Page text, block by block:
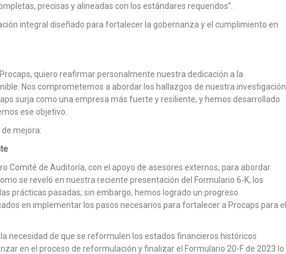
precisas y alineadas con los estándares requeridos”.
integral diseñado para fortalecer la gobernanza y el cumplimiento en
quiero reafirmar personalmente nuestra dedicación a la
Nos comprometemos a abordar los hallazgos de nuestra investigación
surja como una empresa más fuerte y resiliente, y hemos desarrollado
ese objetivo.
mejora:
Comité de Auditoría, con el apoyo de asesores externos, para abordar
se reveló en nuestra reciente presentación del Formulario 6-K, los
prácticas pasadas; sin embargo, hemos logrado un progreso
en implementar los pasos necesarios para fortalecer a Procaps para el
necesidad de que se reformulen los estados financieros históricos
en el proceso de reformulación y finalizar el Formulario 20-F de 2023 lo